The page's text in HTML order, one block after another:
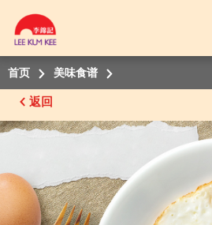
首页 美味食谱
返回